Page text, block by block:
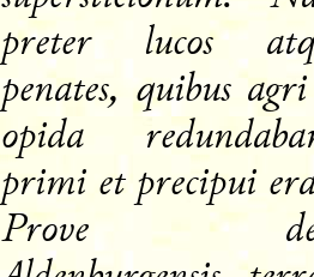
preter lucos
penates, quibus
opida
primi et precipui
Prove